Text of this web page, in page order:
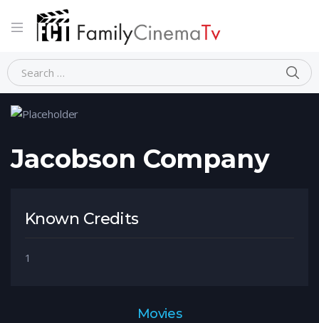
Home Person Jacobson Company
Jacobson Company
Known Credits
1
Movies